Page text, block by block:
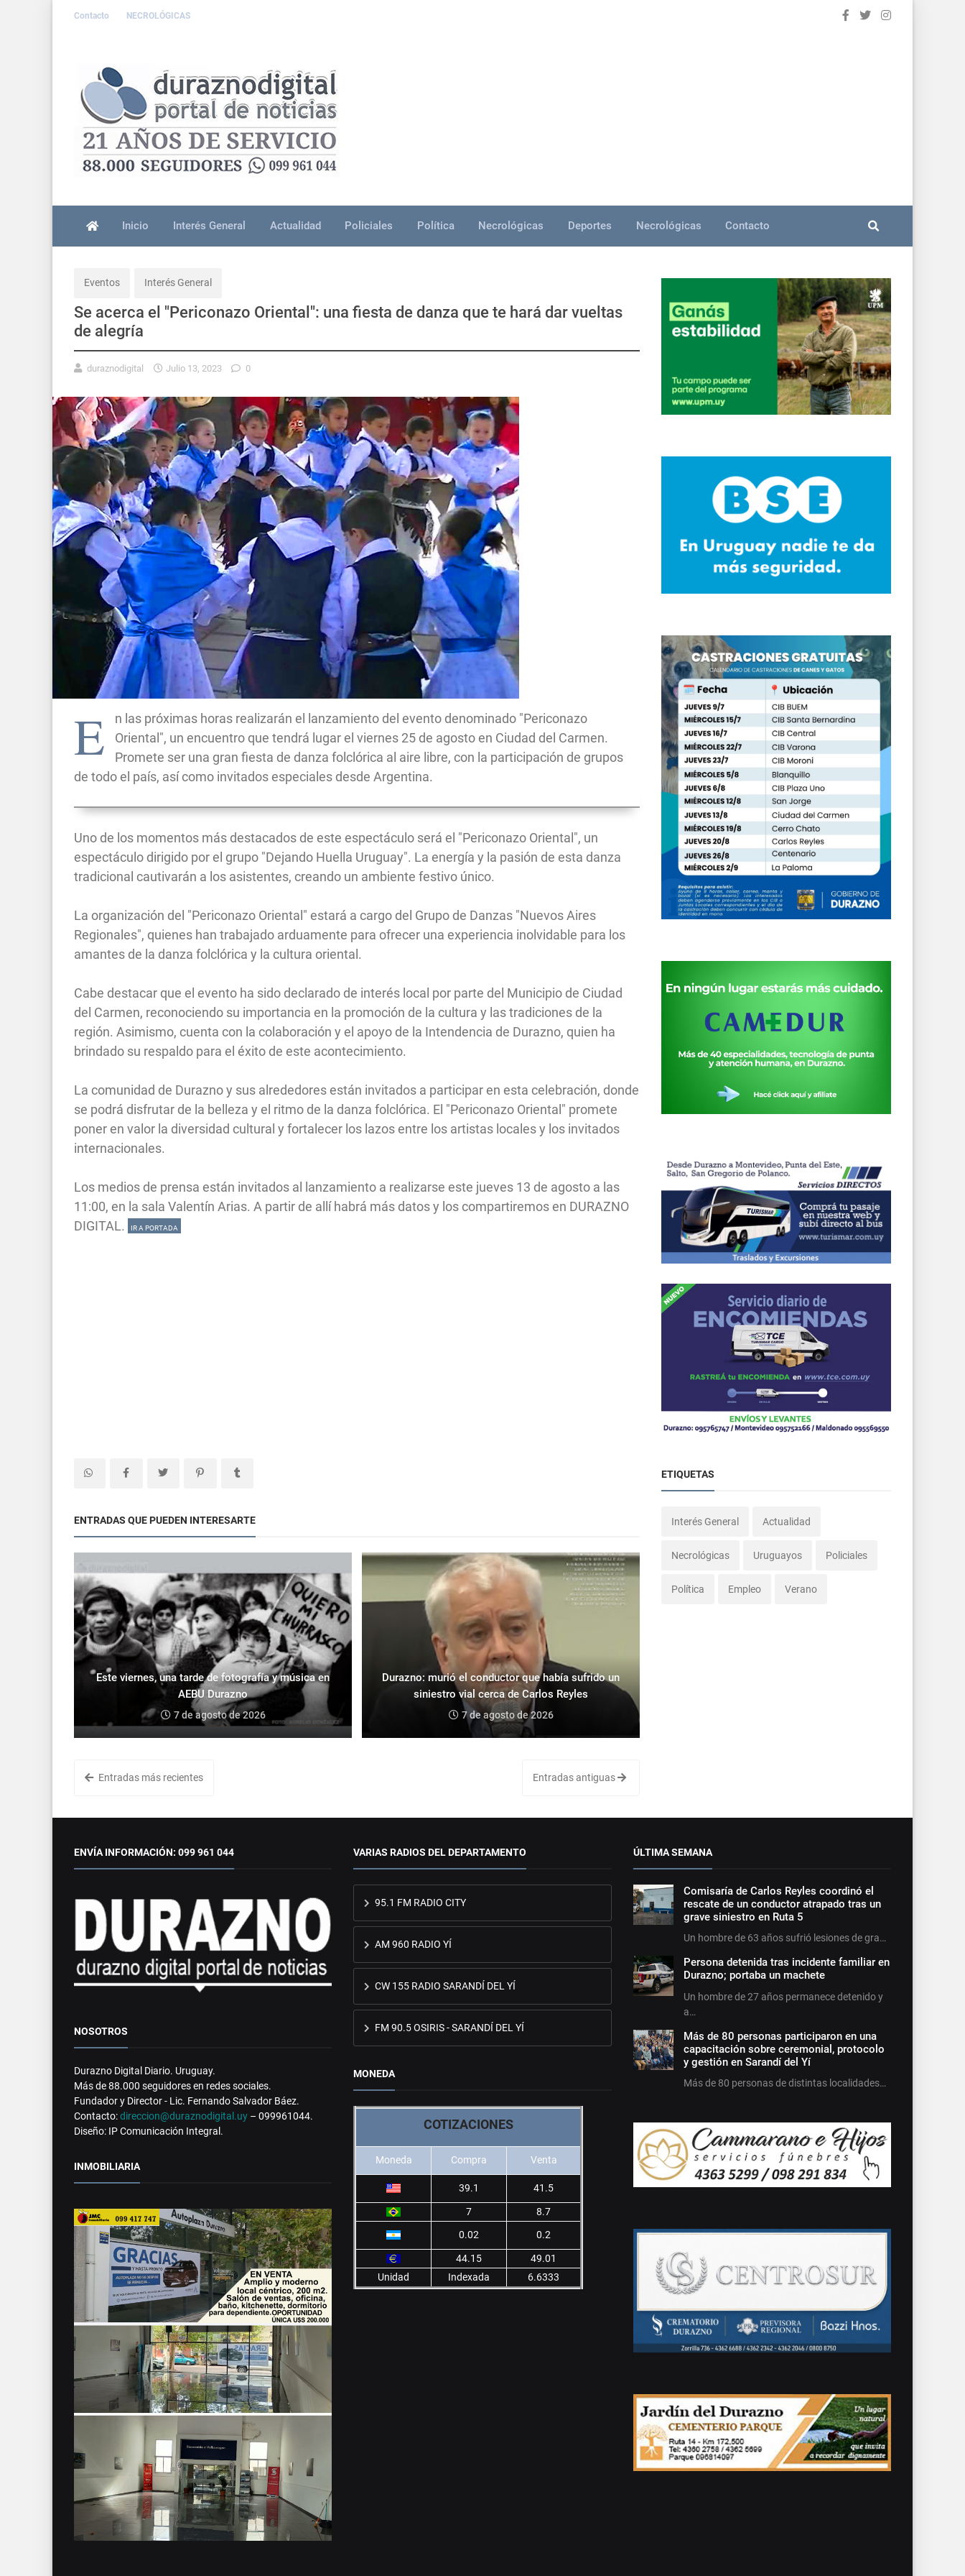
Contacto NECROLÓGICAS
Inicio Interés General Actualidad Policiales Política Necrológicas Deportes Necrológicas Contacto
Eventos Interés General
Se acerca el "Periconazo Oriental": una fiesta de danza que te hará dar vueltas
de alegría
duraznodigital Julio 13, 2023 0
E
n las próximas horas realizarán el lanzamiento del evento denominado "Periconazo
Oriental", un encuentro que tendrá lugar el viernes 25 de agosto en Ciudad del Carmen.
Promete ser una gran fiesta de danza folclórica al aire libre, con la participación de grupos
de todo el país, así como invitados especiales desde Argentina.
Uno de los momentos más destacados de este espectáculo será el "Periconazo Oriental", un
espectáculo dirigido por el grupo "Dejando Huella Uruguay". La energía y la pasión de esta danza
tradicional cautivarán a los asistentes, creando un ambiente festivo único.
La organización del "Periconazo Oriental" estará a cargo del Grupo de Danzas "Nuevos Aires
Regionales", quienes han trabajado arduamente para ofrecer una experiencia inolvidable para los
amantes de la danza folclórica y la cultura oriental.
Cabe destacar que el evento ha sido declarado de interés local por parte del Municipio de Ciudad
del Carmen, reconociendo su importancia en la promoción de la cultura y las tradiciones de la
región. Asimismo, cuenta con la colaboración y el apoyo de la Intendencia de Durazno, quien ha
brindado su respaldo para el éxito de este acontecimiento.
La comunidad de Durazno y sus alrededores están invitados a participar en esta celebración, donde
se podrá disfrutar de la belleza y el ritmo de la danza folclórica. El "Periconazo Oriental" promete
poner en valor la diversidad cultural y fortalecer los lazos entre los artistas locales y los invitados
internacionales.
Los medios de prensa están invitados al lanzamiento a realizarse este jueves 13 de agosto a las
11:00, en la sala Valentín Arias. A partir de allí habrá más datos y los compartiremos en DURAZNO
DIGITAL.
IR A PORTADA
ENTRADAS QUE PUEDEN INTERESARTE
Este viernes, una tarde de fotografía y música en
AEBU Durazno
7 de agosto de 2026
Durazno: murió el conductor que había sufrido un
siniestro vial cerca de Carlos Reyles
7 de agosto de 2026
Entradas más recientes Entradas antiguas
ETIQUETAS
Interés General Actualidad
Necrológicas Uruguayos Policiales
Política Empleo Verano
ENVÍA INFORMACIÓN: 099 961 044
NOSOTROS
Durazno Digital Diario. Uruguay.
Más de 88.000 seguidores en redes sociales.
Fundador y Director - Lic. Fernando Salvador Báez.
Contacto:direccion@duraznodigital.uy – 099961044.
Diseño: IP Comunicación Integral.
INMOBILIARIA
VARIAS RADIOS DEL DEPARTAMENTO
95.1 FM RADIO CITY
AM 960 RADIO YÍ
CW 155 RADIO SARANDÍ DEL YÍ
FM 90.5 OSIRIS - SARANDÍ DEL YÍ
MONEDA
COTIZACIONES
Moneda Compra Venta
39.1 41.5
7
8.7
0.02
0.2
44.15
49.01
Unidad
Indexada 6.6333
ÚLTIMA SEMANA
Comisaría de Carlos Reyles coordinó el
rescate de un conductor atrapado tras un
grave siniestro en Ruta 5
Un hombre de 63 años sufrió lesiones de gra…
Persona detenida tras incidente familiar en
Durazno; portaba un machete
Un hombre de 27 años permanece detenido y
a…
Más de 80 personas participaron en una
capacitación sobre ceremonial, protocolo
y gestión en Sarandí del Yí
Más de 80 personas de distintas localidades…